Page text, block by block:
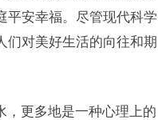
平安幸福。尽管现代科学
们对美好生活的向往和期
，更多地是一种心理上的